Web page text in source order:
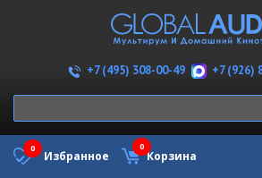
+7 (495) 308-00-49 +7 (926)
Избранное
0
Корзина
0